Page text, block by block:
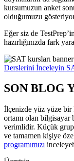
kursumuzun anket
olduğumuzu
Eğer siz de
hazırlığınızda fark
Derslerini İnceleyin
SON BLOG
İlçenizde yüz yüze
ortamı olan bilgisayar
verimlidir. Küçük
ve tamamen kişiye
programımızı